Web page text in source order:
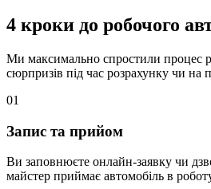
4 кроки до робочого
Ми максимально спростили процес
сюрпризів під час розрахунку чи на
01
Запис та прийом
Ви заповнюєте онлайн-заявку чи
майстер приймає автомобіль в